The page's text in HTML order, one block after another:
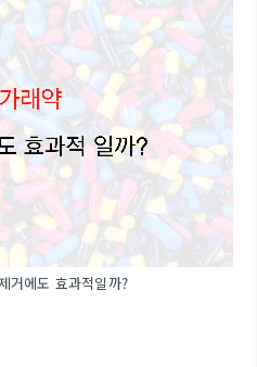
거에도 효과적일까?